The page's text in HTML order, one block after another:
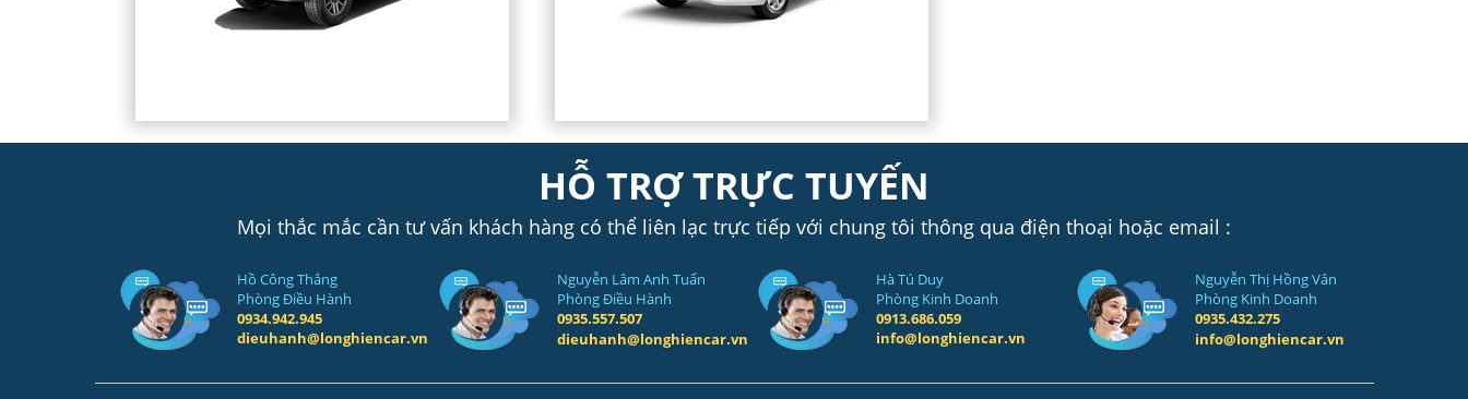
HỖ TRỢ TRỰC TUYẾN
Mọi thắc mắc cần tư vấn khách hàng có thể liên lạc trực tiếp với chung tôi thông qua điện thoại hoặc email :
Hồ Công Thắng
Phòng Điều Hành
0934.942.945
dieuhanh@longhiencar.vn
Nguyễn Lâm Anh Tuấn
Phòng Điều Hành
0935.557.507
dieuhanh@longhiencar.vn
Hà Tú Duy
Phòng Kinh Doanh
0913.686.059
info@longhiencar.vn
Nguyễn Thị Hồng Vân
Phòng Kinh Doanh
0935.432.275
info@longhiencar.vn